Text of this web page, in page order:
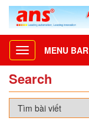
Toggle
navigation
MENU BAR
Search